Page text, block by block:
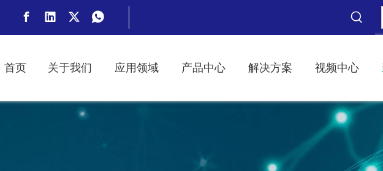
首页 关于我们 应用领域 产品中心 解决方案 视频中心